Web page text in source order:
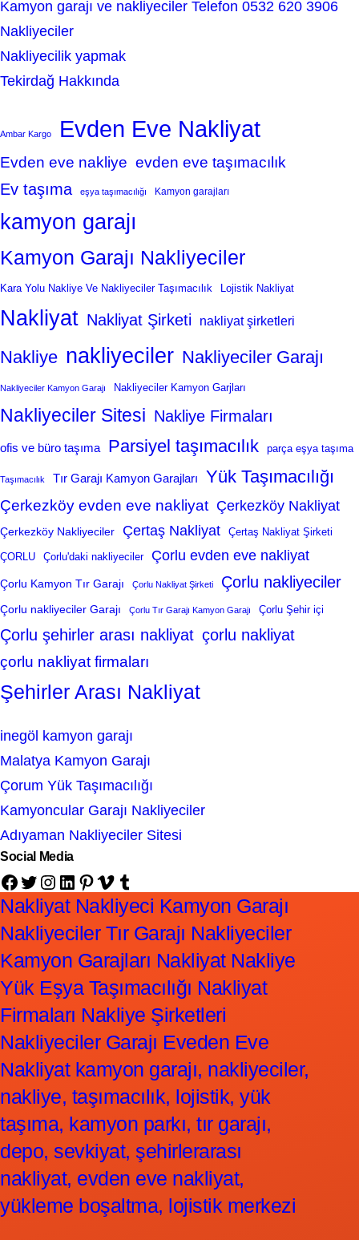
Kamyon garajı ve nakliyeciler Telefon 0532 620 3906
Nakliyeciler
Nakliyecilik yapmak
Tekirdağ Hakkında
Ambar Kargo Evden Eve Nakliyat
Evden eve nakliye evden eve taşımacılık
Ev taşıma eşya taşımacılığı Kamyon garajları
kamyon garajı
Kamyon Garajı Nakliyeciler
Kara Yolu Nakliye Ve Nakliyeciler Taşımacılık Lojistik Nakliyat
Nakliyat Nakliyat Şirketi nakliyat şirketleri
Nakliye nakliyeciler Nakliyeciler Garajı
Nakliyeciler Kamyon Garajı Nakliyeciler Kamyon Garjları
Nakliyeciler Sitesi Nakliye Firmaları
ofis ve büro taşıma Parsiyel taşımacılık parça eşya taşıma
Taşımacılık Tır Garajı Kamyon Garajları Yük Taşımacılığı
Çerkezköy evden eve nakliyat Çerkezköy Nakliyat
Çerkezköy Nakliyeciler Çertaş Nakliyat Çertaş Nakliyat Şirketi
ÇORLU Çorlu'daki nakliyeciler Çorlu evden eve nakliyat
Çorlu Kamyon Tır Garajı Çorlu Nakliyat Şirketi Çorlu nakliyeciler
Çorlu nakliyeciler Garajı Çorlu Tır Garajı Kamyon Garajı Çorlu Şehir içi
Çorlu şehirler arası nakliyat çorlu nakliyat
çorlu nakliyat firmaları
Şehirler Arası Nakliyat
inegöl kamyon garajı
Malatya Kamyon Garajı
Çorum Yük Taşımacılığı
Kamyoncular Garajı Nakliyeciler
Adıyaman Nakliyeciler Sitesi
Social Media
Facebook Twitter Instagram LinkedIn Pinterest Vimeo Tumblr
Nakliyat Nakliyeci Kamyon Garajı
Nakliyeciler Tır Garajı Nakliyeciler
Kamyon Garajları Nakliyat Nakliye
Yük Eşya Taşımacılığı Nakliyat
Firmaları Nakliye Şirketleri
Nakliyeciler Garajı Eveden Eve
Nakliyat kamyon garajı, nakliyeciler,
nakliye, taşımacılık, lojistik, yük
taşıma, kamyon parkı, tır garajı,
depo, sevkiyat, şehirlerarası
nakliyat, evden eve nakliyat,
yükleme boşaltma, lojistik merkezi